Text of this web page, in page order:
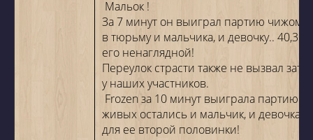
Мальок !
За 7 минут он выиграл партию чижом,
в тюрьму и мальчика, и девочку.. 40,3
его ненаглядной!
Переулок страсти также не вызвал
у наших участников.
Frozen за 10 минут выиграла партию
живых остались и мальчик, и девочка!
для ее второй половинки!